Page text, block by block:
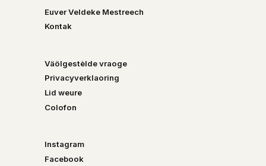
Euver Veldeke Mestreech
Kontak
Väölgestèlde vraoge
Privacyverklaoring
Lid weure
Colofon
Instagram
Facebook